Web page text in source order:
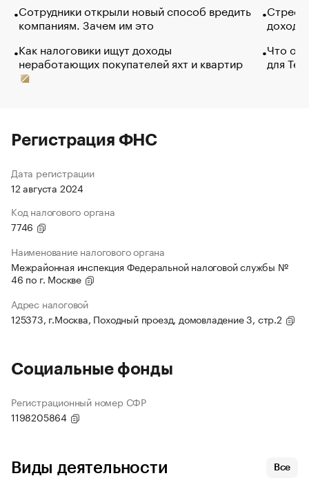
Сотрудники открыли новый способ вредить
компаниям. Зачем им это
Как налоговики ищут доходы
неработающих покупателей яхт и квартир
Что
для
Регистрация ФНС
Дата регистрации
12 августа 2024
Код налогового органа
7746
Наименование налогового органа
Межрайонная инспекция Федеральной налоговой службы №
46 по г. Москве
Адрес налоговой
125373, г.Москва, Походный проезд, домовладение 3, стр.2
Социальные фонды
Регистрационный номер СФР
1198205864
Виды деятельности Все